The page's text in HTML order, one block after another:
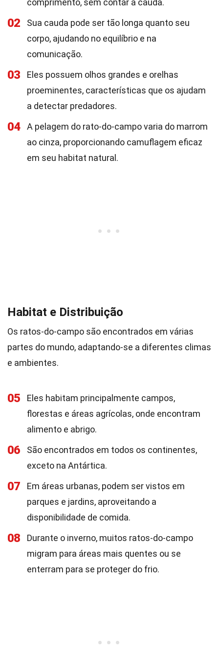
comprimento, sem contar a cauda.
02
Sua cauda pode ser tão longa quanto seu
corpo, ajudando no equilíbrio e na
comunicação.
03
Eles possuem olhos grandes e orelhas
proeminentes, características que os ajudam
a detectar predadores.
04
A pelagem do rato-do-campo varia do marrom
ao cinza, proporcionando camuflagem eficaz
em seu habitat natural.
Habitat e Distribuição
Os ratos-do-campo são encontrados em várias
partes do mundo, adaptando-se a diferentes climas
e ambientes.
05
Eles habitam principalmente campos,
florestas e áreas agrícolas, onde encontram
alimento e abrigo.
06
São encontrados em todos os continentes,
exceto na Antártica.
07
Em áreas urbanas, podem ser vistos em
parques e jardins, aproveitando a
disponibilidade de comida.
08
Durante o inverno, muitos ratos-do-campo
migram para áreas mais quentes ou se
enterram para se proteger do frio.